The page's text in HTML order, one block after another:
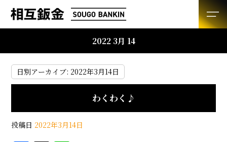
2022 3月 14
日別アーカイブ: 2022年3月14日
わくわく♪
投稿日 2022年3月14日